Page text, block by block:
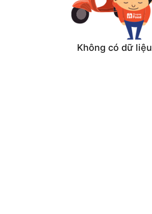
Không có dữ liệu